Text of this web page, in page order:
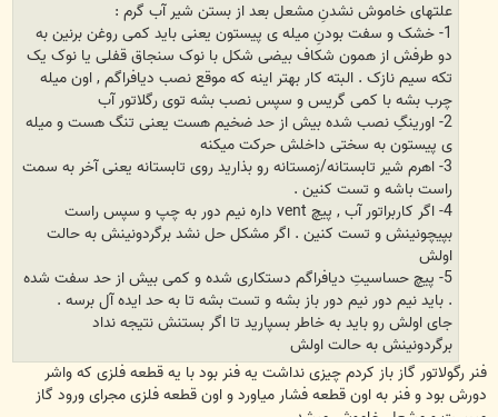
علتهای خاموش نشدنِ مشعل بعد از بستن شیر آب گرم :
1- خشک و سفت بودنِ میله ی پیستون یعنی باید کمی روغن برنین به
دو طرفش از همون شکاف بیضی شکل با نوک سنجاق قفلی یا نوک یک
تکه سیم نازک . البته کار بهتر اینه که موقع نصب دیافراگم , اون میله
چرب بشه با کمی گریس و سپس نصب بشه توی رگلاتور آب
2- اورینگِ نصب شده بیش از حد ضخیم هست یعنی تنگ هست و میله
ی پیستون به سختی داخلش حرکت میکنه
3- اهرم شیر تابستانه/زمستانه رو بذارید روی تابستانه یعنی آخر به سمت
راست باشه و تست کنین .
4- اگر کاربراتور آب , پیچ vent داره نیم دور به چپ و سپس راست
بپیچونینش و تست کنین . اگر مشکل حل نشد برگردونینش به حالت
اولش
5- پیچ حساسیتِ دیافراگم دستکاری شده و کمی بیش از حد سفت شده
. باید نیم دور نیم دور باز بشه و تست بشه تا به حد ایده آل برسه .
جای اولش رو باید به خاطر بسپارید تا اگر بستنش نتیجه نداد
برگردونینش به حالت اولش
فنر رگولاتور گاز باز کردم چیزی نداشت یه فنر بود با یه قطعه فلزی که واشر
دورش بود و فنر به اون قطعه فشار میاورد و اون قطعه فلزی مجرای ورود گاز